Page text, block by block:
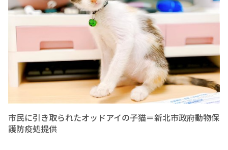
市民に引き取られたオッドアイの子猫＝新北市政府動物保
護防疫処提供